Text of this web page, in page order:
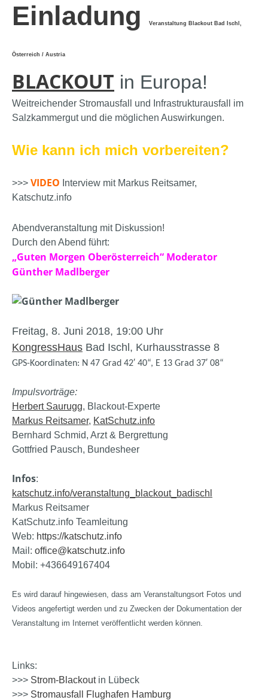
Einladung Veranstaltung Blackout Bad Ischl,
Österreich / Austria
BLACKOUT in Europa!
Weitreichender Stromausfall und Infrastrukturausfall im
Salzkammergut und die möglichen Auswirkungen.
Wie kann ich mich vorbereiten?
>>> VIDEO Interview mit Markus Reitsamer,
Katschutz.info
Abendveranstaltung mit Diskussion!
Durch den Abend führt:
„Guten Morgen Oberösterreich“ Moderator
Günther Madlberger
Freitag, 8. Juni 2018, 19:00 Uhr
KongressHaus Bad Ischl, Kurhausstrasse 8
GPS-Koordinaten: N 47 Grad 42′ 40“, E 13 Grad 37′ 08“
Impulsvorträge:
Herbert Saurugg, Blackout-Experte
Markus Reitsamer, KatSchutz.info
Bernhard Schmid, Arzt & Bergrettung
Gottfried Pausch, Bundesheer
Infos:
katschutz.info/veranstaltung_blackout_badischl
Markus Reitsamer
KatSchutz.info Teamleitung
Web: https://katschutz.info
Mail: office@katschutz.info
Mobil: +436649167404
Es wird darauf hingewiesen, dass am Veranstaltungsort Fotos und
Videos angefertigt werden und zu Zwecken der Dokumentation der
Veranstaltung im Internet veröffentlicht werden können.
Links:
>>> Strom-Blackoutin Lübeck
>>> Stromausfall Flughafen Hamburg